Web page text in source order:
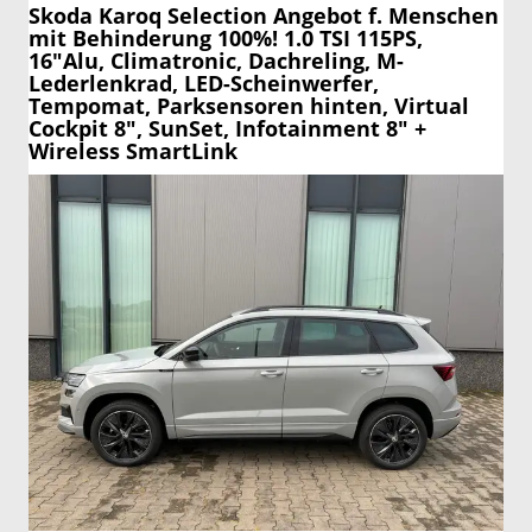
Skoda Karoq Selection Angebot f. Menschen
mit Behinderung 100%! 1.0 TSI 115PS,
16"Alu, Climatronic, Dachreling, M-
Lederlenkrad, LED-Scheinwerfer,
Tempomat, Parksensoren hinten, Virtual
Cockpit 8", SunSet, Infotainment 8" +
Wireless SmartLink